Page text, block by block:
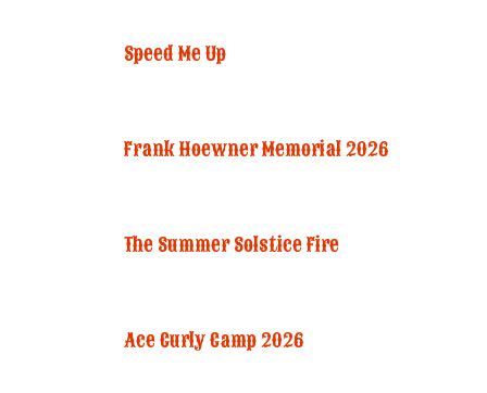
Speed Me Up
Frank Hoewner Memorial 2026
The Summer Solstice Fire
Ace Curly Camp 2026